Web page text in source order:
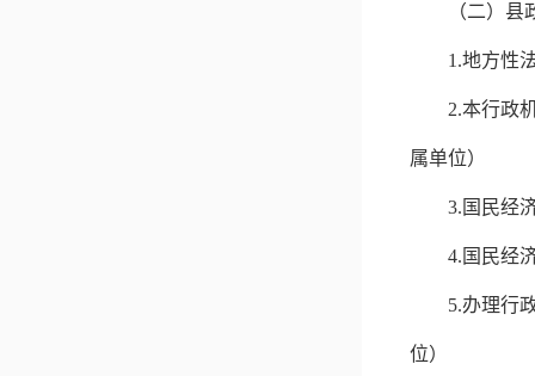
（二）
1.地方性
2.本行政
属单位）
3. 国民经
4. 国民经
5.办理行
位）